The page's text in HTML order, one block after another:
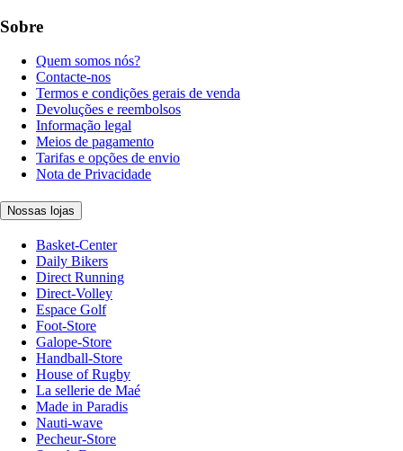
Sobre
Quem somos nós?
Contacte-nos
Termos e condições gerais de venda
Devoluções e reembolsos
Informação legal
Meios de pagamento
Tarifas e opções de envio
Nota de Privacidade
Nossas lojas
Basket-Center
Daily Bikers
Direct Running
Direct-Volley
Espace Golf
Foot-Store
Galope-Store
Handball-Store
House of Rugby
La sellerie de Maé
Made in Paradis
Nauti-wave
Pecheur-Store